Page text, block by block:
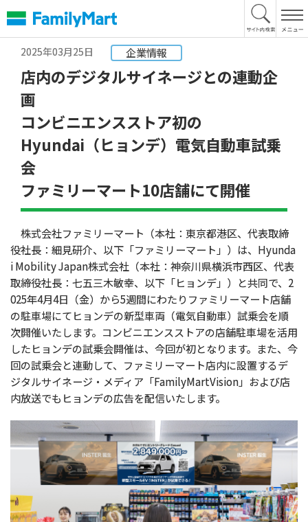
文
へ
2025年03月25日
企業情報
店内のデジタルサイネージとの連動企
画
コンビニエンスストア初の
Hyundai（ヒョンデ）電気自動車試乗
会
ファミリーマート10店舗にて開催
株式会社ファミリーマート（本社：東京都港区、代表取締
役社長：細見研介、以下「ファミリーマート」）は、Hyunda
i Mobility Japan株式会社（本社：神奈川県横浜市西区、代表
取締役社長：七五三木敏幸、以下「ヒョンデ」）と共同で、2
025年4月4日（金）から5週間にわたりファミリーマート店舗
の駐車場にてヒョンデの新型車両（電気自動車）試乗会を順
次開催いたします。コンビニエンスストアの店舗駐車場を活用
したヒョンデの試乗会開催は、今回が初となります。また、今
回の試乗会と連動して、ファミリーマート店内に設置するデ
ジタルサイネージ・メディア「FamilyMartVision」および店
内放送でもヒョンデの広告を配信いたします。